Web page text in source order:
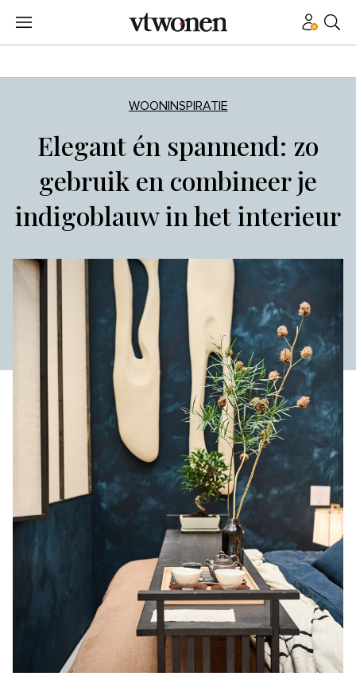
WOONINSPIRATIE
Elegant én spannend: zo
gebruik en combineer je
indigoblauw in het interieur